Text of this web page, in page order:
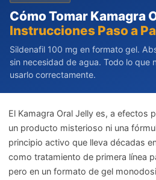
Cómo Tomar Kamagra
Instrucciones Paso a
Sildenafil 100 mg en formato gel.
sin necesidad de agua. Todo lo que
usarlo correctamente.
El Kamagra Oral Jelly es, a efectos
un producto misterioso ni una
principio activo que lleva décadas
como tratamiento de primera línea
pero en un formato de gel